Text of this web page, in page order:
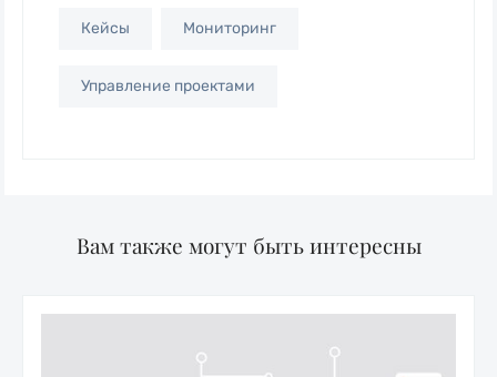
Кейсы Мониторинг
Управление проектами
Вам также могут быть интересны